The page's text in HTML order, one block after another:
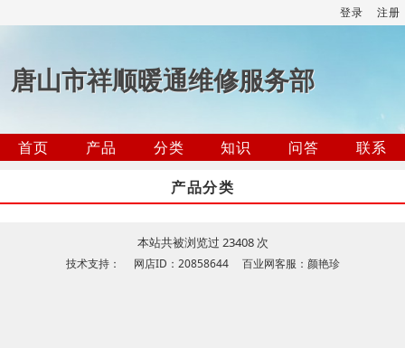
登录 注册
唐山市祥顺暖通维修服务部
首页 产品 分类 知识 问答
联系
产品分类
本站共被浏览过 23408 次
技术支持： 网店ID：20858644 百业网客服：颜艳珍